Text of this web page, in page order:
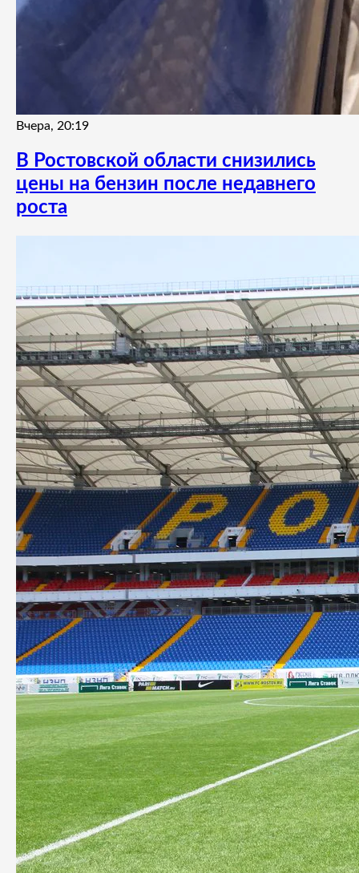
Вчера, 20:19
В Ростовской области снизились
цены на бензин после недавнего
роста